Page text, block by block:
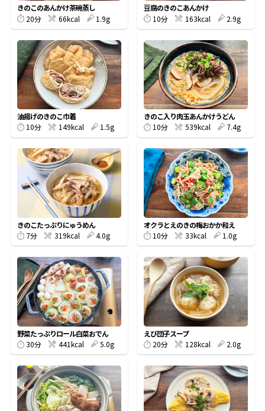
旨さ、別格。だし屋の鍋 韓福善シリーズ
サッと鍋® 楽チン鍋®
楽チン屋® ストレートつゆ
主菜レシピ
汁物レシピ
時短レシピ
おいしいレシピを商品から探す
かつお節レシピ
めんつゆレシピ
割烹白だしレシピ
レシピ特設サイト
割烹白だしレシピ特集
だし巻き卵特集
かつおだしが決め手！簡単茶碗蒸し
かつお節の削り方
かつお節・だしをもっと知る
ヤマキ かつお節プラス®
かつお節・だしを楽しむ
だしコミュ
キャンペーン一覧
企業情報
- 百年対話
- ヤマキ かつお節プラス®
採用情報
- ジョブリターン制
お問い合わせ
ヤマキお客様相談室
オンラインショップ
コミュニティサイト
Global
きのこのあんかけ茶碗蒸し
20分
66kcal 1.9g
豆腐のきのこあんかけ
10分
163kcal 2.9g
油揚げのきのこ巾着
10分
149kcal 1.5g
きのこ入り肉玉あんかけうどん
10分
539kcal 7.4g
きのこたっぷりにゅうめん
7分
319kcal 4.0g
オクラとえのきの梅おかか和え
10分
33kcal 1.0g
野菜たっぷりロール白菜おでん
30分
441kcal 5.0g
えび団子スープ
20分
128kcal 2.0g